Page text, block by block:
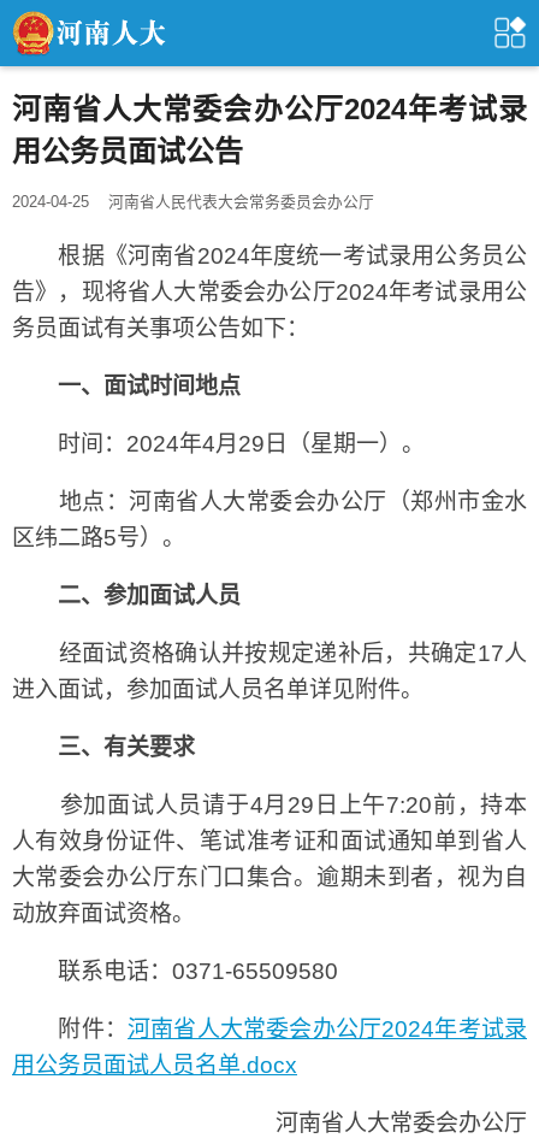
河南省人大常委会办公厅2024年考试录
用公务员面试公告
2024-04-25 河南省人民代表大会常务委员会办公厅
根据《河南省2024年度统一考试录用公务员公
告》，现将省人大常委会办公厅2024年考试录用公
务员面试有关事项公告如下：
一、面试时间地点
时间：2024年4月29日（星期一）。
地点：河南省人大常委会办公厅（郑州市金水
区纬二路5号）。
二、参加面试人员
经面试资格确认并按规定递补后，共确定17人
进入面试，参加面试人员名单详见附件。
三、有关要求
参加面试人员请于4月29日上午7:20前，持本
人有效身份证件、笔试准考证和面试通知单到省人
大常委会办公厅东门口集合。逾期未到者，视为自
动放弃面试资格。
联系电话：0371-65509580
附件： 河南省人大常委会办公厅2024年考试录
用公务员面试人员名单.docx
河南省人大常委会办公厅